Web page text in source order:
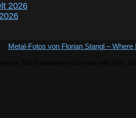
2026
Metal-Fotos von Florian Stangl –